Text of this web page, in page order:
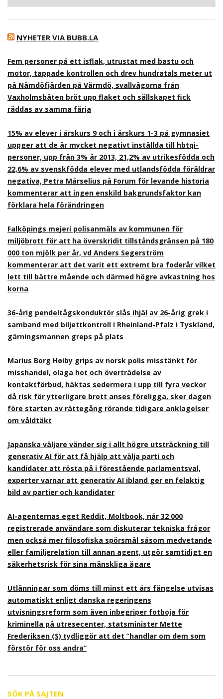
NYHETER VIA BUBB.LA
Fem personer på ett isflak, utrustat med bastu och
motor, tappade kontrollen och drev hundratals meter ut
på Nämdöfjärden på Värmdö, svallvågorna från
Vaxholmsbåten bröt upp flaket och sällskapet fick
räddas av samma färja
15% av elever i årskurs 9 och i årskurs 1-3 på gymnasiet
uppger att de är mycket negativt inställda till hbtqi-
personer, upp från 3% år 2013, 21,2% av utrikesfödda och
22,6% av svenskfödda elever med utlandsfödda föräldrar
negativa, Petra Mårselius på Forum för levande historia
kommenterar att ingen enskild bakgrundsfaktor kan
förklara hela förändringen
Falköpings mejeri polisanmäls av kommunen för
miljöbrott för att ha överskridit tillståndsgränsen på 180
000 ton mjölk per år, vd Anders Segerström
kommenterar att det varit ett extremt bra foderår vilket
lett till bättre mående och därmed högre avkastning hos
korna
36-årig pendeltågskonduktör slås ihjäl av 26-årig grek i
samband med biljettkontroll i Rheinland-Pfalz i Tyskland,
gärningsmannen greps på plats
Marius Borg Høiby grips av norsk polis misstänkt för
misshandel, olaga hot och överträdelse av
kontaktförbud, häktas sedermera i upp till fyra veckor
då risk för ytterligare brott anses föreligga, sker dagen
före starten av rättegång rörande tidigare anklagelser
om våldtäkt
Japanska väljare vänder sig i allt högre utsträckning till
generativ AI för att få hjälp att välja parti och
kandidater att rösta på i förestående parlamentsval,
experter varnar att generativ AI ibland ger en felaktig
bild av partier och kandidater
AI-agenternas eget Reddit, Moltbook, når 32 000
registrerade användare som diskuterar tekniska frågor
men också mer filosofiska spörsmål såsom medvetande
eller familjerelation till annan agent, utgör samtidigt en
säkerhetsrisk för sina mänskliga ägare
Utlänningar som döms till minst ett års fängelse utvisas
automatiskt enligt danska regeringens
utvisningsreform som även inbegriper fotboja för
kriminella på utresecenter, statsminister Mette
Frederiksen (S) tydliggör att det ”handlar om dem som
förstör för oss andra”
SÖK PÅ SAJTEN